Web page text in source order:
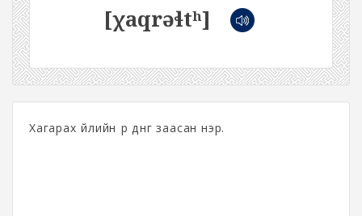
[χaqrəɬtʰ]
Хагарах үйлийн үр дүнг заасан нэр.